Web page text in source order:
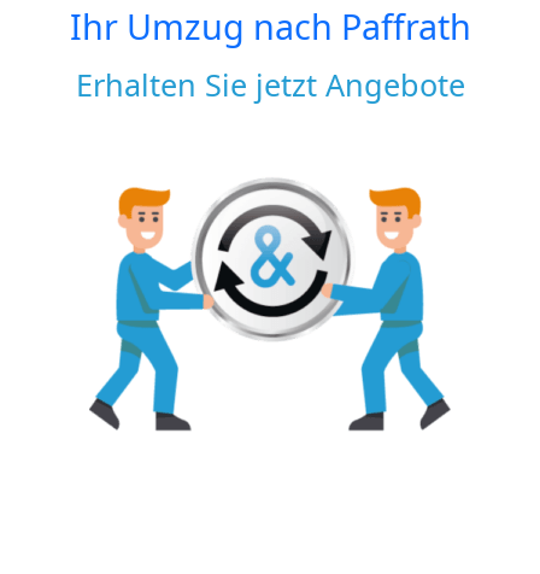
Ihr Umzug nach Paffrath
Erhalten Sie jetzt Angebote